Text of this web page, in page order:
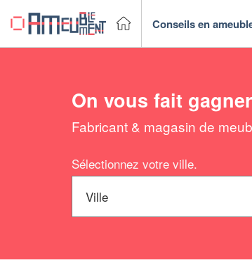
Conseils en
On vous fait
Fabricant & magasin de
Sélectionnez votre ville.